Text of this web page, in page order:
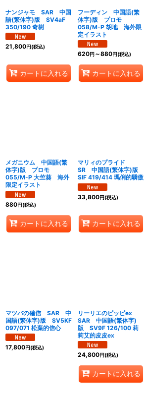
ナンジャモ SAR 中国
語(繁体字)版 SV4aF
350/190 奇樹
21,800円(税込)
カートに入れる
フーディン 中国語(繁
体字)版 プロモ
058/M-P 胡地 海外限
定イラスト
620円～880円(税込)
カートに入れる
メガニウム 中国語(繁
体字)版 プロモ
055/M-P 大竺葵 海外
限定イラスト
880円(税込)
カートに入れる
マリィのプライド
SR 中国語(繁体字)版
SIF 419/414 瑪俐的驕傲
33,800円(税込)
カートに入れる
マツバの確信 SAR 中
国語(繁体字)版 SV5KF
097/071 松葉的信心
17,800円(税込)
リーリエのピッピex
SAR 中国語(繁体字)
版 SV9F 126/100 莉
莉艾的皮皮ex
24,800円(税込)
カートに入れる